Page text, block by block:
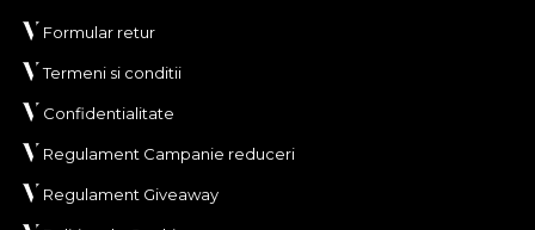
Formular retur
Termeni si conditii
Confidentialitate
Regulament Campanie reduceri
Regulament Giveaway